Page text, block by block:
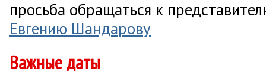
просьба обращаться к
Евгению Шандарову
Важные даты